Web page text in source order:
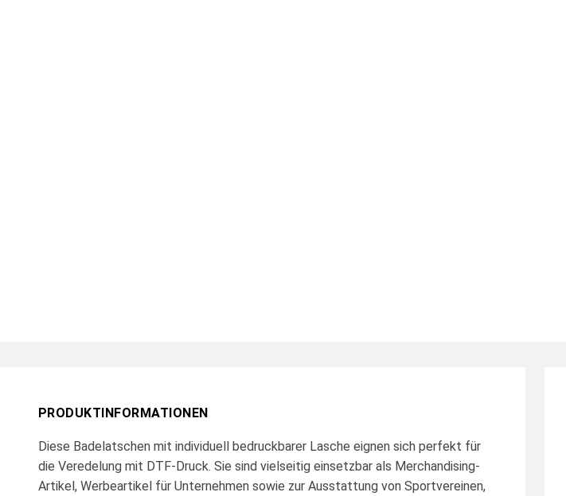
PRODUKTINFORMATIONEN
Diese Badelatschen mit individuell bedruckbarer Lasche eignen sich perfekt für
die Veredelung mit DTF-Druck. Sie sind vielseitig einsetzbar als Merchandising-
Artikel, Werbeartikel für Unternehmen sowie zur Ausstattung von Sportvereinen,